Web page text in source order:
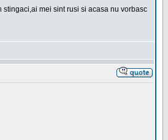
mei sint rusi si acasa nu vorbasc